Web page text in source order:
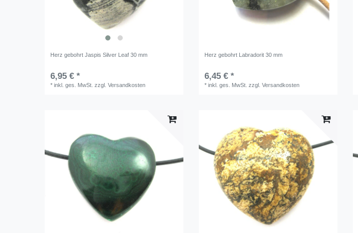
Herz gebohrt Jaspis Silver Leaf 30 mm
6,95 € *
*inkl. ges. MwSt. zzgl.Versandkosten
Herz gebohrt Labradorit 30 mm
6,45 € *
*inkl. ges. MwSt. zzgl.Versandkosten